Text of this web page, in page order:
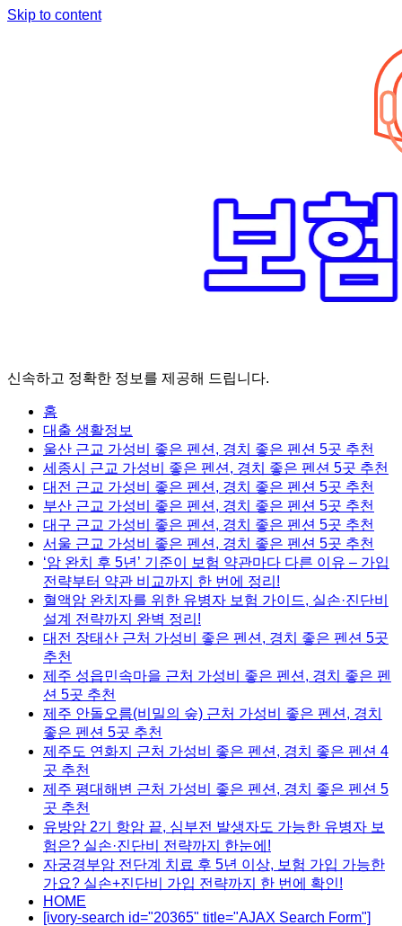
Skip to content
신속하고 정확한 정보를 제공해 드립니다.
홈
대출 생활정보
울산 근교 가성비 좋은 펜션, 경치 좋은 펜션 5곳 추천
세종시 근교 가성비 좋은 펜션, 경치 좋은 펜션 5곳 추천
대전 근교 가성비 좋은 펜션, 경치 좋은 펜션 5곳 추천
부산 근교 가성비 좋은 펜션, 경치 좋은 펜션 5곳 추천
대구 근교 가성비 좋은 펜션, 경치 좋은 펜션 5곳 추천
서울 근교 가성비 좋은 펜션, 경치 좋은 펜션 5곳 추천
‘암 완치 후 5년’ 기준이 보험 약관마다 다른 이유 – 가입
전략부터 약관 비교까지 한 번에 정리!
혈액암 완치자를 위한 유병자 보험 가이드, 실손·진단비
설계 전략까지 완벽 정리!
대전 장태산 근처 가성비 좋은 펜션, 경치 좋은 펜션 5곳
추천
제주 성읍민속마을 근처 가성비 좋은 펜션, 경치 좋은 펜
션 5곳 추천
제주 안돌오름(비밀의 숲) 근처 가성비 좋은 펜션, 경치
좋은 펜션 5곳 추천
제주도 연화지 근처 가성비 좋은 펜션, 경치 좋은 펜션 4
곳 추천
제주 평대해변 근처 가성비 좋은 펜션, 경치 좋은 펜션 5
곳 추천
유방암 2기 항암 끝, 심부전 발생자도 가능한 유병자 보
험은? 실손·진단비 전략까지 한눈에!
자궁경부암 전단계 치료 후 5년 이상, 보험 가입 가능한
가요? 실손+진단비 가입 전략까지 한 번에 확인!
HOME
[ivory-search id="20365" title="AJAX Search Form"]